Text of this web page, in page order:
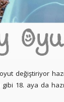
değiştiriyor
gibi 18. aya da